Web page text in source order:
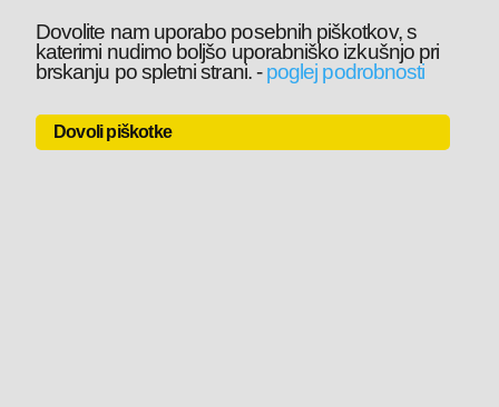
Dovolite nam uporabo posebnih piškotkov, s
katerimi nudimo boljšo uporabniško izkušnjo pri
brskanju po spletni strani.-poglej podrobnosti
Dovoli piškotke